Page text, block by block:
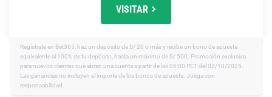
VISITAR
Regístrate en Bet365, haz un depósito de S/ 20 o más y recibe un bono de apuesta
equivalente al 100% de tu depósito, hasta un máximo de S/ 500. Promoción exclusiva
para nuevos clientes que abran una cuenta a partir de las 06:00 PET del 02/10/2025.
Las ganancias no incluyen el importe de los bonos de apuesta. Juega con
responsabilidad.